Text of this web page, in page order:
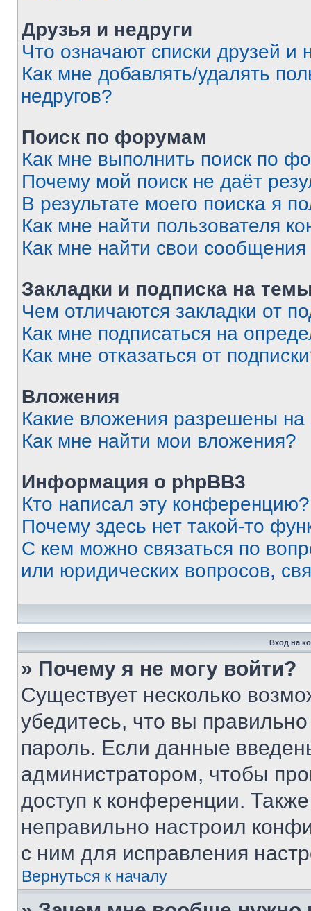
Друзья и недруги
Что означают списки друзей и
Как мне добавлять/удалять
недругов?
Поиск по форумам
Как мне выполнить поиск по
Почему мой поиск не даёт
В результате моего поиска я
Как мне найти пользователя
Как мне найти свои
Закладки и подписка на
Чем отличаются закладки от
Как мне подписаться на
Как мне отказаться от
Вложения
Какие вложения разрешены
Как мне найти мои вложения?
Информация о phpBB3
Кто написал эту конференцию?
Почему здесь нет такой-то
С кем можно связаться по
или юридических вопросов,
Вход на
» Почему я не могу войти?
Существует несколько
убедитесь, что вы
пароль. Если данные
администратором, чтобы
доступ к конференции.
неправильно настроил
с ним для исправления
Вернуться к началу